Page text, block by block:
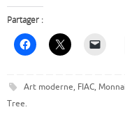
Partager :
Art moderne, FIAC,
Tree.